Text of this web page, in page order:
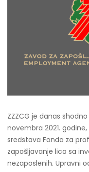
ZZZCG je danas
novembra 2021.
sredstava Fonda za
zapošljavanje lica sa
nezaposlenih. Upravni